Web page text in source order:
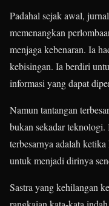
Padahal sejak awal,
memenangkan
menjaga kebenaran. Ia
kebisingan. Ia berdiri
informasi yang dapat
Namun tantangan
bukan sekadar teknologi.
terbesarnya adalah
untuk menjadi dirinya
Sastra yang kehilangan